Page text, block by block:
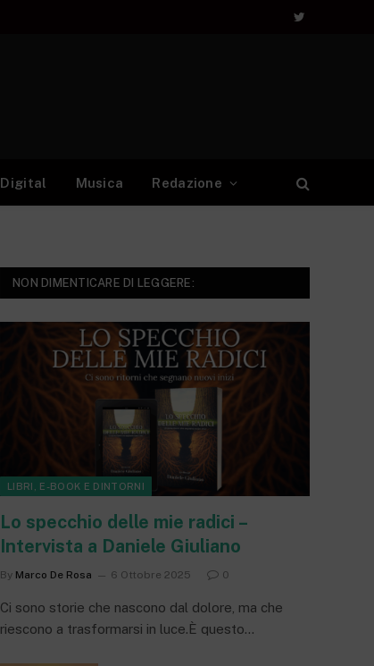
Twitter
Digital Musica Redazione
NON DIMENTICARE DI LEGGERE:
LIBRI, E-BOOK E DINTORNI
Lo specchio delle mie radici –
Intervista a Daniele Giuliano
By Marco De Rosa 6 Ottobre 2025 0
Ci sono storie che nascono dal dolore, ma che
riescono a trasformarsi in luce.È questo…